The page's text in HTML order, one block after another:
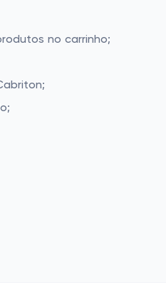
no carrinho;